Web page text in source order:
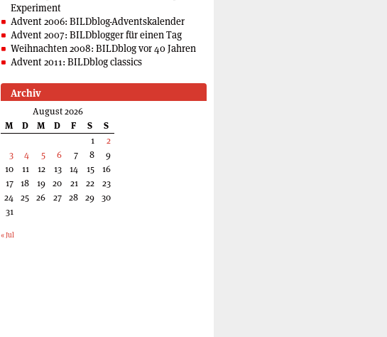
Experiment
Advent 2006: BILDblog-Adventskalender
Advent 2007: BILDblogger für einen Tag
Weihnachten 2008: BILDblog vor 40 Jahren
Advent 2011: BILDblog classics
Archiv
August 2026
M
D M D F S
S
1
2
3
4 5 6 7 8
9
10
11 12 13 14 15
16
17 18 19 20 21 22
23
24 25 26 27 28 29 30
31
« Jul